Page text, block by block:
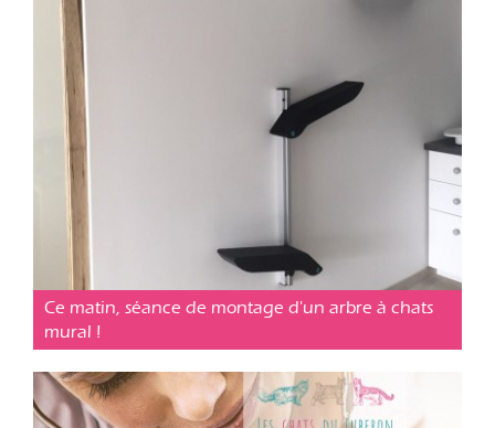
Ce matin, séance de montage d'un arbre à chats
mural !